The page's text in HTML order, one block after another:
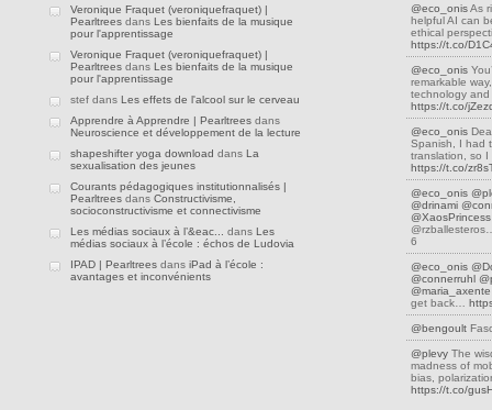
Veronique Fraquet (veroniquefraquet) |
Pearltrees dans Les bienfaits de la musique
pour l'apprentissage
Veronique Fraquet (veroniquefraquet) |
Pearltrees dans Les bienfaits de la musique
pour l'apprentissage
stef dans Les effets de l'alcool sur le cerveau
Apprendre à Apprendre | Pearltrees dans
Neuroscience et développement de la lecture
shapeshifter yoga download dans La
sexualisation des jeunes
Courants pédagogiques institutionnalisés |
Pearltrees dans Constructivisme,
socioconstructivisme et connectivisme
Les médias sociaux à l’&eac...
dans Les
médias sociaux à l’école : échos de Ludovia
IPAD | Pearltrees dans iPad à l’école :
avantages et inconvénients
@eco_onisAs
helpful AI can
ethical
https://t.co/
@eco_onis
remarkable
technology
https://t.co/
@eco_onis
Spanish, I had
translation, so
https://t.co/
@eco_onis
@drinami
@XaosPrincess
6
@eco_onis
@connerruhl
@maria_axente
get back…
@bengoult
@plevy The
madness of
bias,
https://t.co/